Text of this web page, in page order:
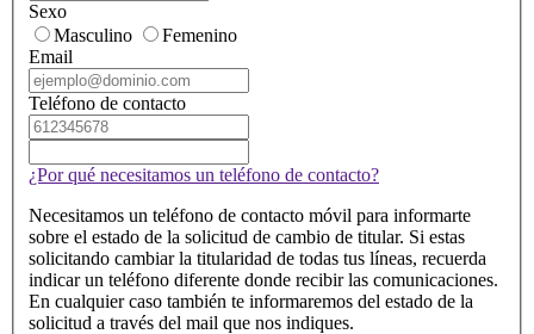
Sexo
Masculino
Femenino
Email
Teléfono de contacto
Teléfono
de
contacto
1
de
contacto
2
¿Por qué necesitamos un teléfono de contacto?
Necesitamos un teléfono de contacto móvil para informarte
sobre el estado de la solicitud de cambio de titular. Si estas
solicitando cambiar la titularidad de todas tus líneas, recuerda
indicar un teléfono diferente donde recibir las comunicaciones.
En cualquier caso también te informaremos del estado de la
solicitud a través del mail que nos indiques.